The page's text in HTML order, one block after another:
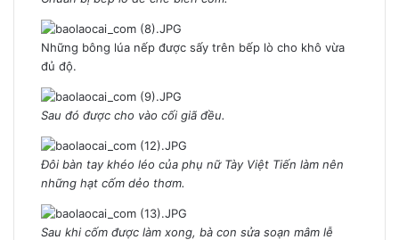
Những bông lúa nếp được sấy trên bếp lò cho khô vừa
đủ độ.
Sau đó được cho vào cối giã đều.
Đôi bàn tay khéo léo của phụ nữ Tày Việt Tiến làm nên
những hạt cốm dẻo thơm.
Sau khi cốm được làm xong, bà con sửa soạn mâm lễ